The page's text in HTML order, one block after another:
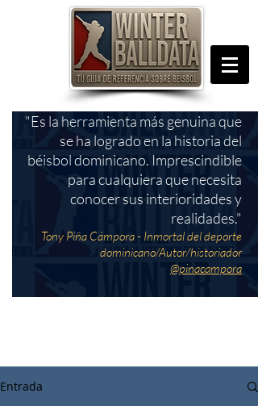
"Es la herramienta más genuina que
se ha logrado en la historia del
béisbol dominicano. Imprescindible
para cualquiera que necesita
conocer sus interioridades y
realidades."
Tony Piña Cámpora - Inmortal del deporte
dominicano/Autor/historiador
@pinacampora
Entrada